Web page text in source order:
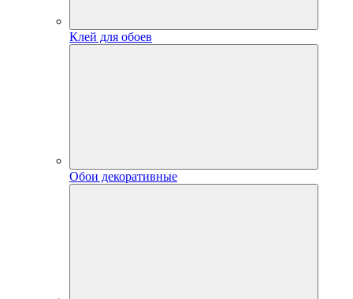
Клей для обоев
Обои декоративные